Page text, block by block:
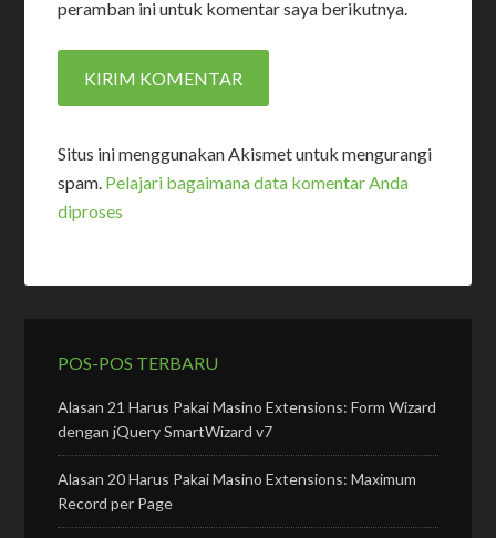
peramban ini untuk komentar saya berikutnya.
Situs ini menggunakan Akismet untuk mengurangi
spam. Pelajari bagaimana data komentar Anda
diproses
POS-POS TERBARU
Alasan 21 Harus Pakai Masino Extensions: Form Wizard
dengan jQuery SmartWizard v7
Alasan 20 Harus Pakai Masino Extensions: Maximum
Record per Page